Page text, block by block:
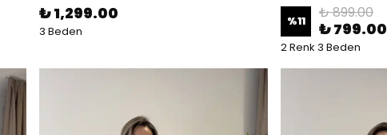
₺ 1,299.00
3 Beden
%11 ₺ 899.00
₺ 799.00
2 Renk 3 Beden